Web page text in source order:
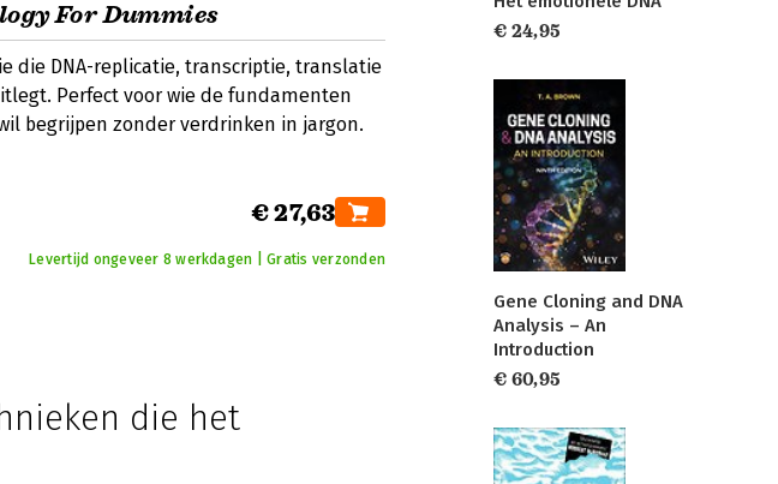
For Dummies
die DNA-replicatie, transcriptie, translatie
Perfect voor wie de fundamenten
begrijpen zonder verdrinken in jargon.
€ 27,63
Levertijd ongeveer 8 werkdagen | Gratis verzonden
die het
€ 24,95
Gene Cloning and DNA
Analysis – An
Introduction
€ 60,95